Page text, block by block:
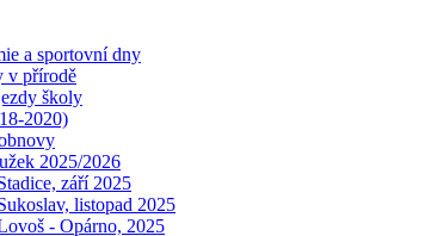
a sportovní dny
v přírodě
školy
2020)
2025/2026
září 2025
listopad 2025
- Opárno, 2025